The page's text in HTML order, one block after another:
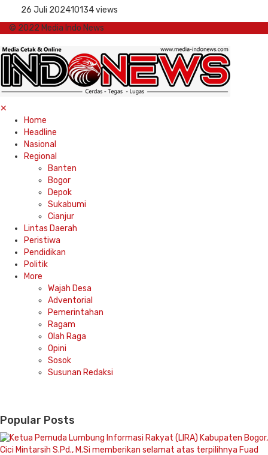
26 Juli 202410134 views
© 2022 Media Indo News
✕
Home
Headline
Nasional
Regional
Banten
Bogor
Depok
Sukabumi
Cianjur
Lintas Daerah
Peristiwa
Pendidikan
Politik
More
Wajah Desa
Adventorial
Pemerintahan
Ragam
Olah Raga
Opini
Sosok
Susunan Redaksi
Popular Posts